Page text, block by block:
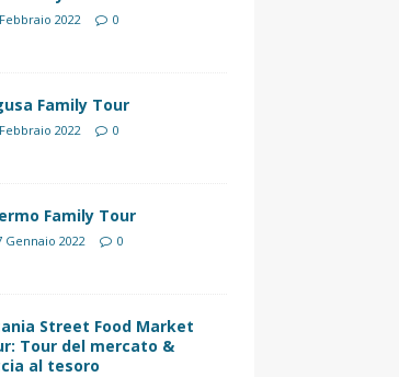
2022 0
Family Tour
2022 0
Family Tour
Gennaio 2022 0
Street Food Market
Tour del mercato &
al tesoro